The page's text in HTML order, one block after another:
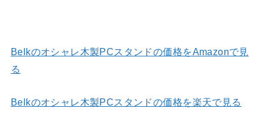
Belkのオシャレ木製PCスタンドの価格をAmazonで見
る
Belkのオシャレ木製PCスタンドの価格を楽天で見る